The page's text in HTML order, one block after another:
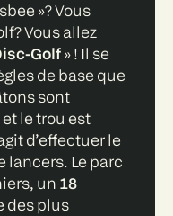
»? Vous
Vous allez
Golf» ! Il se
de base que
sont
le trou est
d’effectuer le
lancers. Le parc
un 18
des plus